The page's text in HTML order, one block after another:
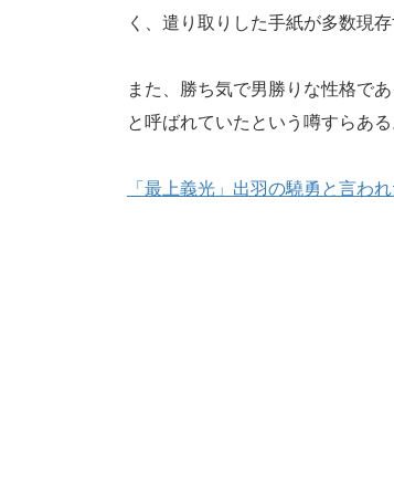
く、遣り取りした手紙が多数現存
また、勝ち気で男勝りな性格で
と呼ばれていたという噂すらある
「最上義光」出羽の驍勇と言わ